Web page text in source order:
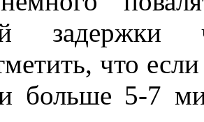
что
больше 5-7